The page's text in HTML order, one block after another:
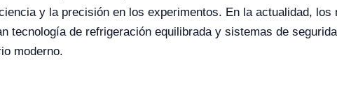
y la precisión en los experimentos. En la actualidad, los
tecnología de refrigeración equilibrada y sistemas de
moderno.